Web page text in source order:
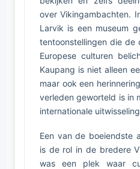
over Vikingambachten.
Larvik is een museum
tentoonstellingen die de
Europese culturen
Kaupang is niet alleen
maar ook een
verleden geworteld is in
internationale
Een van de boeiendste
is de rol in de bredere
was een plek waar